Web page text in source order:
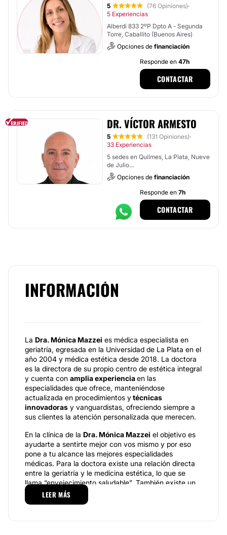
5 (76 Opiniones)·
5 Experiencias
Alberdi 833 2ºP Dpto A - Segunda
Torre, Caballito (Buenos Aires)
Opciones de financiación
Responde en 47h
CONTACTAR
DR. VÍCTOR ARMESTO
5 (131 Opiniones)·
33 Experiencias
5 sedes en Quilmes, La Plata, Nueve
de Julio...
Opciones de financiación
Responde en 7h
CONTACTAR
INFORMACIÓN
La Dra. Mónica Mazzei es médica especialista en
geriatría, egresada en la Universidad de La Plata en el
año 2004 y médica estética desde 2018. La doctora
es la directora de su propio centro de estética integral
y cuenta con amplia experienciaen las
especialidades que ofrece, manteniéndose
actualizada en procedimientos ytécnicas
innovadoras y vanguardistas, ofreciendo siempre a
sus clientes la atención personalizada que merecen.
En la clínica de la Dra. Mónica Mazzei el objetivo es
ayudarte a sentirte mejor con vos mismo y por eso
pone a tu alcance las mejores especialidades
médicas. Para la doctora existe una relación directa
entre la geriatría y le medicina estética, lo que se
llama “envejecimiento saludable”. También existe un
tratamiento preventivo en medicina estética, y es
evitar los efectos del paso de los años con sus
LEER MÁS